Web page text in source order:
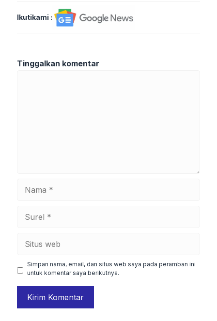
Ikutikami :
Tinggalkan komentar
Simpan nama, email, dan situs web saya pada peramban ini
untuk komentar saya berikutnya.